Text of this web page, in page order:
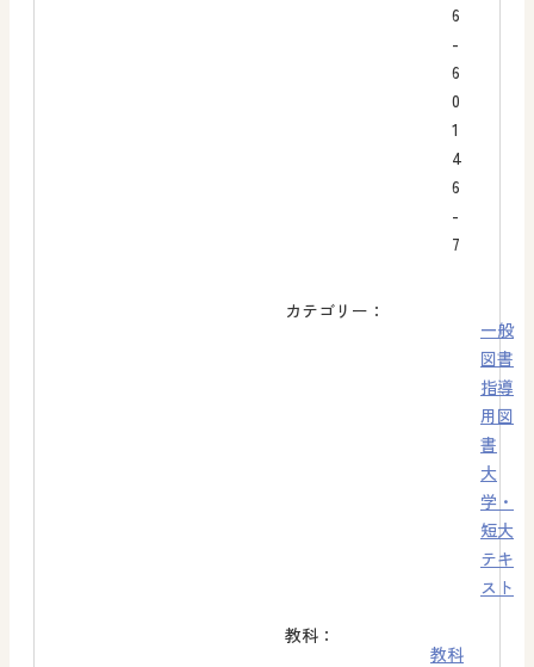
6
-
6
0
1
4
6
-
7
カテゴリー：
一般
図書
指導
用図
書
大
学・
短大
テキ
スト
教科：
教科